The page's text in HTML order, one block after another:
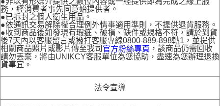
務，經消費者事先同意始提供者。
●已拆封之個人衛生用品。
●依通訊交易解除權合理例外情事適用準則，不提供退貨服務。
●收到商品後如發現有瑕疵、破損、缺件或規格不符，請於到貨
後7天內以客服留言或撥打客服專線0800-889-898轉1，並提供
相關商品照片或影片傳至我司 官方粉絲專頁 ，該商品仍需回收
請勿丟棄，將由UNIKCY客服單位為您協助，盡速為您辦理退換
貨事宜。
法令宣導